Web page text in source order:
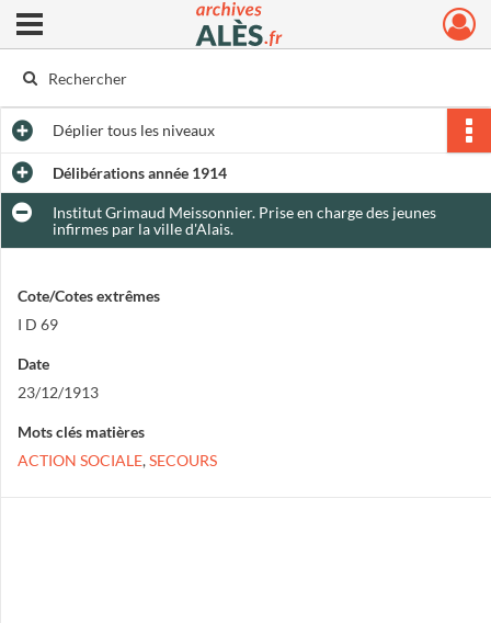
Archives municipales d'Alès
Ouvrir le menu déroulant
Dépliertous les niveaux
Délibérations année 1914
Institut Grimaud Meissonnier. Prise en charge des jeunes
infirmes par la ville d'Alais.
Cote/Cotes extrêmes
I D 69
Date
23/12/1913
Mots clés matières
ACTION SOCIALE,SECOURS